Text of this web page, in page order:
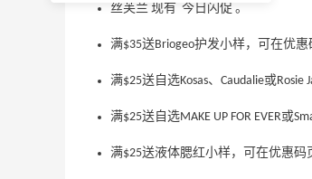
丝芙兰 现有 今日闪促 。
满$35送Briogeo护发小样，可在优惠
满$25送自选Kosas、Caudalie或
满$25送自选MAKE UP FOR EVER或
满$25送液体腮红小样，可在优惠码